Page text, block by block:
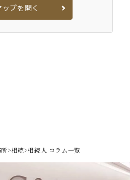
ップを開く
>相続>相続人 コラム一覧